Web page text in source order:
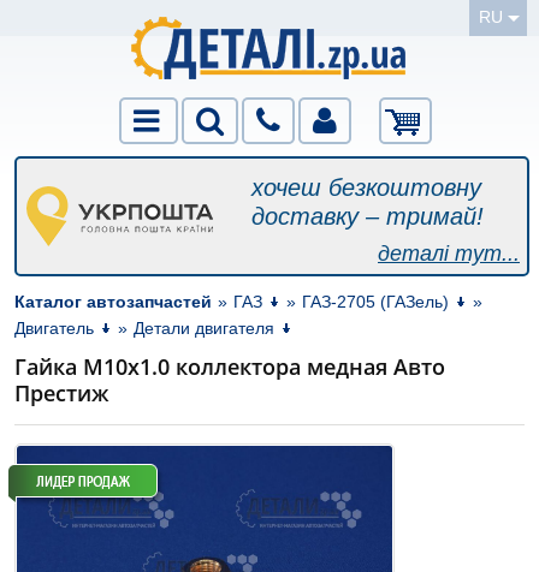
RU
хочеш безкоштовну
доставку – тримай!
деталі тут...
Каталог автозапчастей » ГАЗ » ГАЗ-2705 (ГАЗель)
»
Двигатель
» Детали двигателя
Гайка М10х1.0 коллектора медная Авто
Престиж